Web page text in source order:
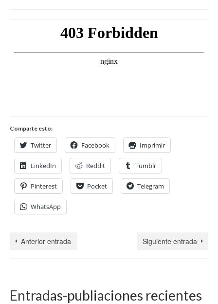
Comparte esto:
Twitter Facebook Imprimir
LinkedIn Reddit Tumblr
Pinterest Pocket Telegram
WhatsApp
Anterior entrada Siguiente entrada
Entradas-publiaciones recientes